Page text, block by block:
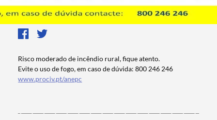
Risco moderado de incêndio rural, fique atento.
Evite o uso de fogo, em caso de dúvida: 800 246 246
www.prociv.pt/anepc